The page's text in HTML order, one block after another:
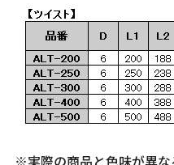
※実際の商品と色味が異な